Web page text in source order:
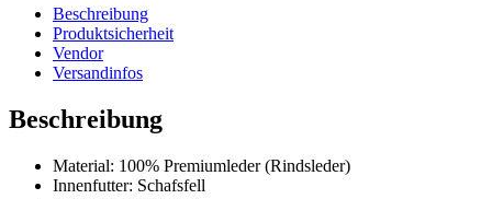
Beschreibung
Produktsicherheit
Vendor
Versandinfos
Beschreibung
Material: 100% Premiumleder (Rindsleder)
Innenfutter: Schafsfell